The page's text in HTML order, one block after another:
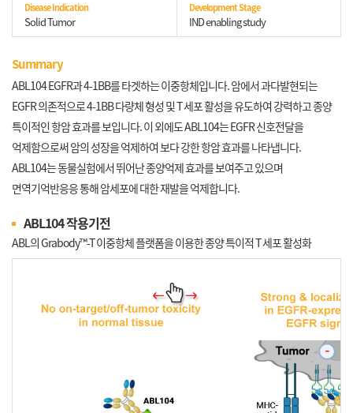
Disease Indication
Solid Tumor
Development Stage
IND enabling study
Summary
ABL104 EGFR과 4-1BB를 타겟하는 이중항체입니다. 암에서 과다발현되는
EGFR 의존적으로 4-1BB 다량체 형성 및 T 세포 활성을 유도하여 강력하고 종양
특이적인 항암 효과를 보입니다. 이 외에도 ABL104는 EGFR 신호전달을
억제함으로써 암의 성장을 억제하여 보다 강한 항암 효과를 나타냅니다.
ABL104는 동물실험에서 뛰어난 종양억제 효과를 보여주고 있으며
면역기억반응응 통해 암세포에 대한 재발을 억제합니다.
ABL104 작용기전
ABL의 Grabody™-T 이중항체 플랫폼을 이용한 종양 특이적 T 세포 활성화